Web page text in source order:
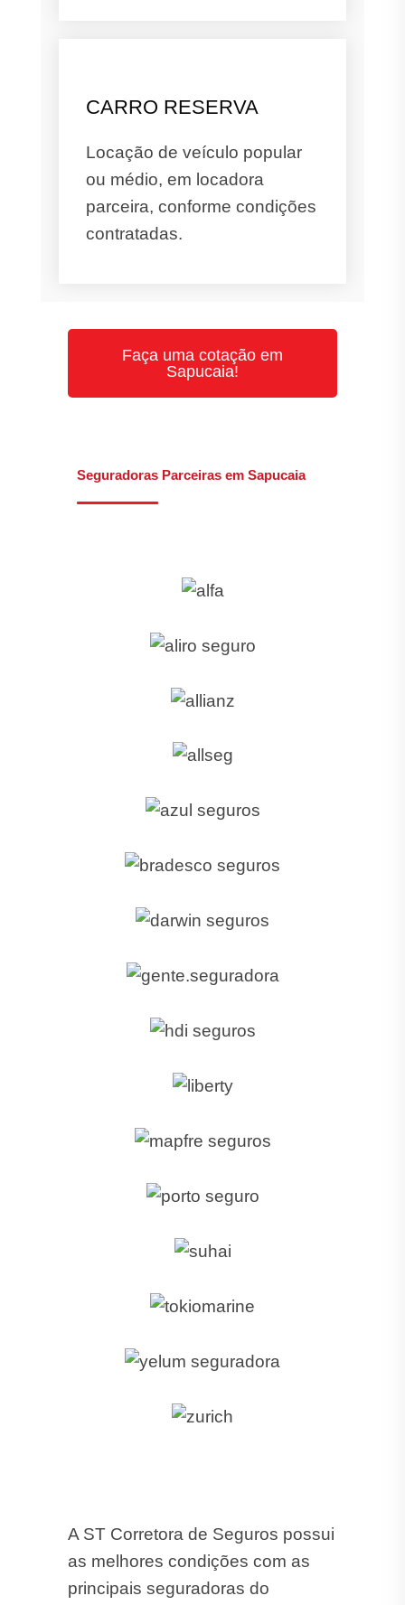
CARRO RESERVA
Locação de veículo popular
ou médio, em locadora
parceira, conforme condições
contratadas.
Faça uma cotação em
Sapucaia!
Seguradoras Parceiras em Sapucaia
A ST Corretora de Seguros possui
as melhores condições com as
principais seguradoras do